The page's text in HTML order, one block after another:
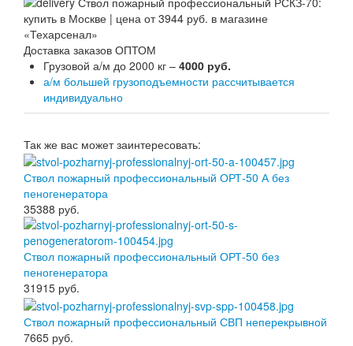
Доставка заказов ОПТОМ
Грузовой а/м до 2000 кг – 4000 руб.
а/м большей грузоподъемности рассчитывается
индивидуально
Так же вас может заинтересовать:
Ствол пожарный профессиональный ОРТ-50 А без
пеногенератора
35388 руб.
Ствол пожарный профессиональный ОРТ-50 без
пеногенератора
31915 руб.
Ствол пожарный профессиональный СВП неперекрывной
7665 руб.